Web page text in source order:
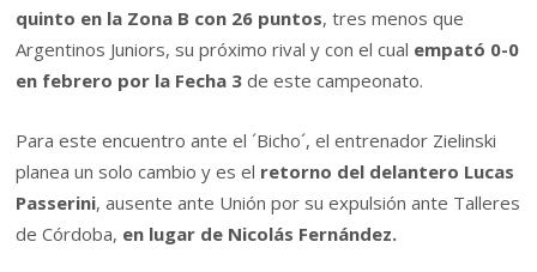
quinto en la Zona B con 26 puntos, tres menos que
Argentinos Juniors, su próximo rival y con el cual empató 0-0
en febrero por la Fecha 3de este campeonato.
Para este encuentro ante el ´Bicho´, el entrenador Zielinski
planea un solo cambio y es el retorno del delantero Lucas
Passerini, ausente ante Unión por su expulsión ante Talleres
de Córdoba, en lugar de Nicolás Fernández.